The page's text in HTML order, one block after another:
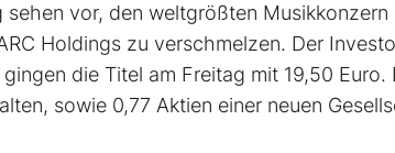
sehen vor, den weltgrößten
Holdings zu verschmelzen. Der
die Titel am Freitag mit 19,50
sowie 0,77 Aktien einer neuen